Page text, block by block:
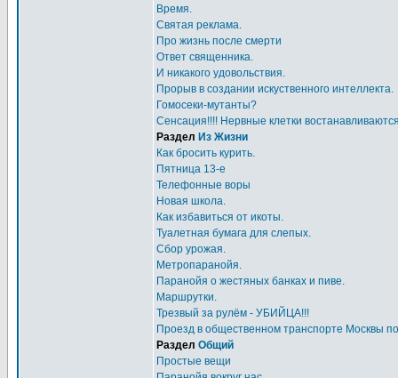
Время.
Святая реклама.
Про жизнь после смерти
Ответ священника.
И никакого удовольствия.
Прорыв в создании искуственного интеллекта.
Гомосеки-мутанты?
Сенсация!!!! Нервные клетки
Раздел Из Жизни
Как бросить курить.
Пятница 13-е
Телефонные воры
Новая школа.
Как избавиться от икоты.
Туалетная бумага для слепых.
Сбор урожая.
Метропаранойя.
Паранойя о жестяных банках и пиве.
Маршрутки.
Трезвый за рулём - УБИЙЦА!!!
Проезд в общественном транспорте Москвы
Раздел Общий
Простые вещи